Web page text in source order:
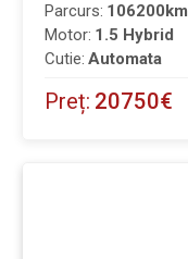
Parcurs: 106200km
Motor: 1.5 Hybrid
Cutie: Automata
Preț: 20750€